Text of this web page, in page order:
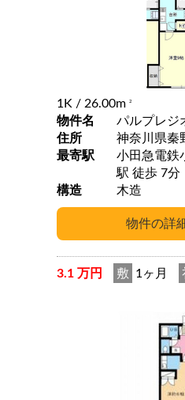
1K / 26.00m 2
物件名
パルプレジ
住所
神奈川県秦
最寄駅
小田急電鉄
駅 徒歩 7分
構造
木造
3.1 万円 敷 1ヶ月